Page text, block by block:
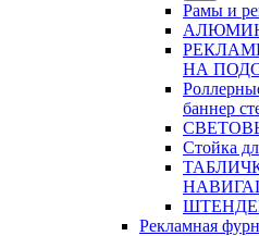
Рамы и
НА
баннер
Стойка
Рекламная